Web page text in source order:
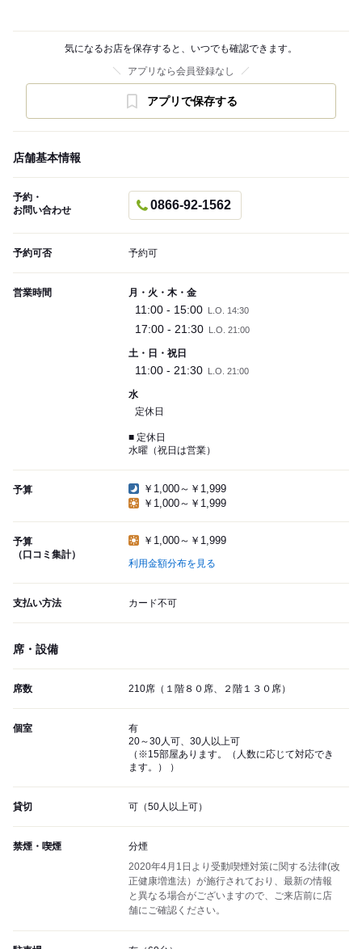
気になるお店を保存すると、いつでも確認できます。
アプリなら会員登録なし
アプリで保存する
店舗基本情報
予約・
お問い合わせ
0866-92-1562
予約可否 予約可
営業時間 月・火・木・金
11:00 - 15:00 L.O. 14:30
17:00 - 21:30 L.O. 21:00
土・日・祝日
11:00 - 21:30 L.O. 21:00
水
定休日
■ 定休日
水曜（祝日は営業）
予算
￥1,000～￥1,999
￥1,000～￥1,999
予算
（口コミ集計）
￥1,000～￥1,999
利用金額分布を見る
支払い方法 カード不可
席・設備
席数 210席（１階８０席、２階１３０席）
個室
有
20～30人可、30人以上可
（※15部屋あります。（人数に応じて対応でき
ます。） ）
貸切 可（50人以上可）
禁煙・喫煙
分煙
2020年4月1日より受動喫煙対策に関する法律(改
正健康増進法）が施行されており、最新の情報
と異なる場合がございますので、ご来店前に店
舗にご確認ください。